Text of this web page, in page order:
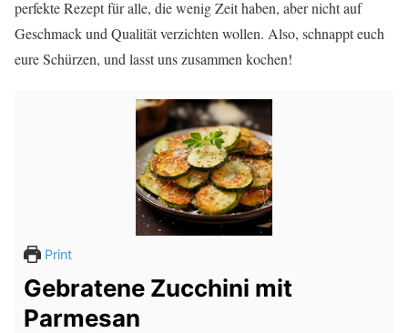
perfekte Rezept für alle, die wenig Zeit haben, aber nicht auf
Geschmack und Qualität verzichten wollen. Also, schnappt euch
eure Schürzen, und lasst uns zusammen kochen!
Print
Gebratene Zucchini mit
Parmesan